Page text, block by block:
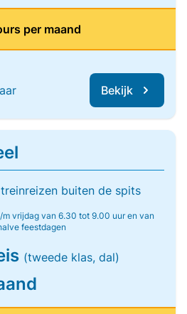
per maand
Bekijk
buiten de spits
m vrijdag van 6.30 tot 9.00 uur en van
feestdagen
(tweede klas, dal)